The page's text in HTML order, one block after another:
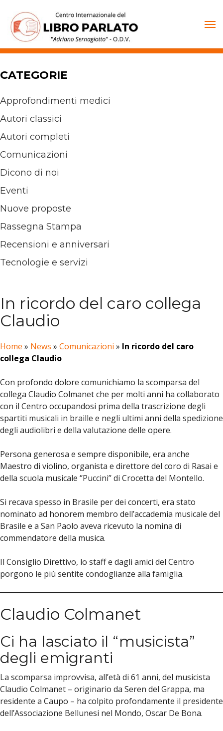
contenuto
CATEGORIE
Approfondimenti medici
Autori classici
Autori completi
Comunicazioni
Dicono di noi
Eventi
Nuove proposte
Rassegna Stampa
Recensioni e anniversari
Tecnologie e servizi
In ricordo del caro collega
Claudio
Home » News » Comunicazioni » In ricordo del caro
collega Claudio
Con profondo dolore comunichiamo la scomparsa del
collega Claudio Colmanet che per molti anni ha collaborato
con il Centro occupandosi prima della trascrizione degli
spartiti musicali in braille e negli ultimi anni della spedizione
degli audiolibri e della valutazione delle opere.
Persona generosa e sempre disponibile, era anche
Maestro di violino, organista e direttore del coro di Rasai e
della scuola musicale ‘’Puccini’’ di Crocetta del Montello.
Si recava spesso in Brasile per dei concerti, era stato
nominato ad honorem membro dell’accademia musicale del
Brasile e a San Paolo aveva ricevuto la nomina di
commendatore della musica.
Il Consiglio Direttivo, lo staff e dagli amici del Centro
porgono le più sentite condoglianze alla famiglia.
Claudio Colmanet
Ci ha lasciato il “musicista”
degli emigranti
La scomparsa improvvisa, all’età di 61 anni, del musicista
Claudio Colmanet – originario da Seren del Grappa, ma
residente a Caupo – ha colpito profondamente il presidente
dell’Associazione Bellunesi nel Mondo, Oscar De Bona.